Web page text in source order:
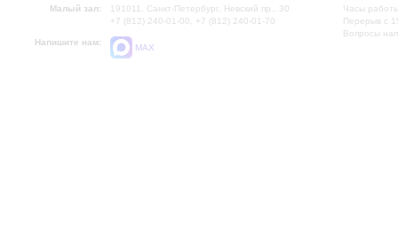
Малый зал:
191011, Санкт-Петербург, Невский пр., 30
+7 (812) 240-01-00, +7 (812) 240-01-70
Напишите нам:
MAX
Часы
Перерыв с
Вопросы